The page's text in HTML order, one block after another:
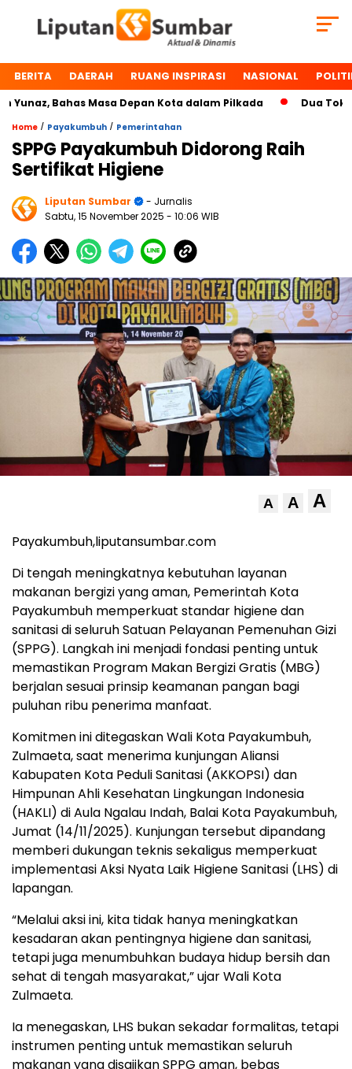
BERITA DAERAH RUANG INSPIRASI NASIONAL
Bahas Masa Depan Kota dalam Pilkada Dua Tokoh
Home / Payakumbuh / Pemerintahan
SPPG Payakumbuh Didorong Raih
Sertifikat Higiene
Liputan Sumbar
- Jurnalis
Sabtu, 15 November 2025 - 10:06 WIB
A A A
Payakumbuh,liputansumbar.com
Di tengah meningkatnya kebutuhan layanan
makanan bergizi yang aman, Pemerintah Kota
Payakumbuh memperkuat standar higiene dan
sanitasi di seluruh Satuan Pelayanan Pemenuhan Gizi
(SPPG). Langkah ini menjadi fondasi penting untuk
memastikan Program Makan Bergizi Gratis (MBG)
berjalan sesuai prinsip keamanan pangan bagi
puluhan ribu penerima manfaat.
Komitmen ini ditegaskan Wali Kota Payakumbuh,
Zulmaeta, saat menerima kunjungan Aliansi
Kabupaten Kota Peduli Sanitasi (AKKOPSI) dan
Himpunan Ahli Kesehatan Lingkungan Indonesia
(HAKLI) di Aula Ngalau Indah, Balai Kota Payakumbuh,
Jumat (14/11/2025). Kunjungan tersebut dipandang
memberi dukungan teknis sekaligus memperkuat
implementasi Aksi Nyata Laik Higiene Sanitasi (LHS) di
lapangan.
“Melalui aksi ini, kita tidak hanya meningkatkan
kesadaran akan pentingnya higiene dan sanitasi,
tetapi juga menumbuhkan budaya hidup bersih dan
sehat di tengah masyarakat,” ujar Wali Kota
Zulmaeta.
Ia menegaskan, LHS bukan sekadar formalitas, tetapi
instrumen penting untuk memastikan seluruh
makanan yang disajikan SPPG aman, bebas